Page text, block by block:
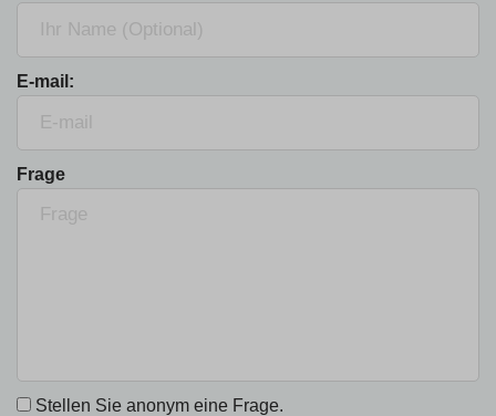
E-mail:
Frage
Stellen Sie anonym eine Frage.